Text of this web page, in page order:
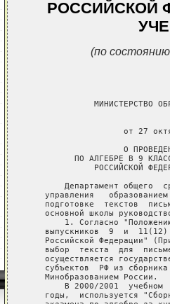
РОССИЙСКОЙ
(по